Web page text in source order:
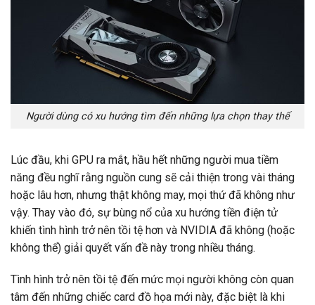
Người dùng có xu hướng tìm đến những lựa chọn thay thế
Lúc đầu, khi GPU ra mắt, hầu hết những người mua tiềm
năng đều nghĩ rằng nguồn cung sẽ cải thiện trong vài tháng
hoặc lâu hơn, nhưng thật không may, mọi thứ đã không như
vậy. Thay vào đó, sự bùng nổ của xu hướng tiền điện tử
khiến tình hình trở nên tồi tệ hơn và NVIDIA đã không (hoặc
không thể) giải quyết vấn đề này trong nhiều tháng.
Tình hình trở nên tồi tệ đến mức mọi người không còn quan
tâm đến những chiếc card đồ họa mới này, đặc biệt là khi